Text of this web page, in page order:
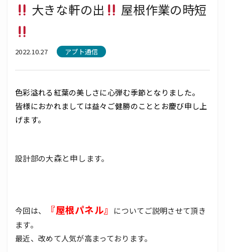
大きな軒の出
屋根作業の時短
2022.10.27 アプト通信
色彩溢れる紅葉の美しさに心弾む季節となりました。
皆様におかれましては益々ご健勝のこととお慶び申し上
げます。
設計部の大森と申し ます。
今回は、 『屋根パネル』
についてご説明させて頂き
ます。
最近、改めて人気が高まっております。